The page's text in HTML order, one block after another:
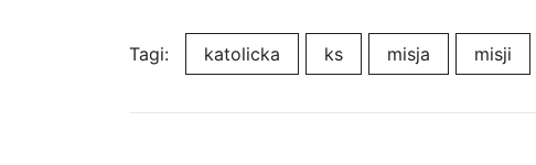
Tagi: katolicka ks misja misji